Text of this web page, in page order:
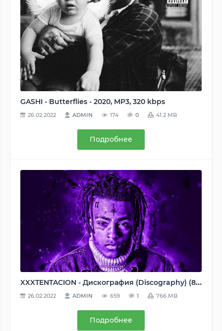
GASHI - Butterflies - 2020, MP3, 320 kbps
26.02.2022 ADMIN 174 0 41.2 MB
Подробнее
XXXTENTACION - Дискография (Discography) (8 Albums + 12 Single), 2017-2019, AAC (tracks), 256 kbps (WEB) [UPDATE: 27.10.2019]
26.02.2022 ADMIN 659 1 766 MB
Подробнее